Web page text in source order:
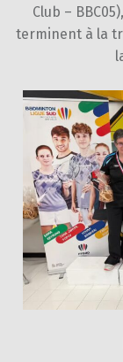
Club –
terminent à la